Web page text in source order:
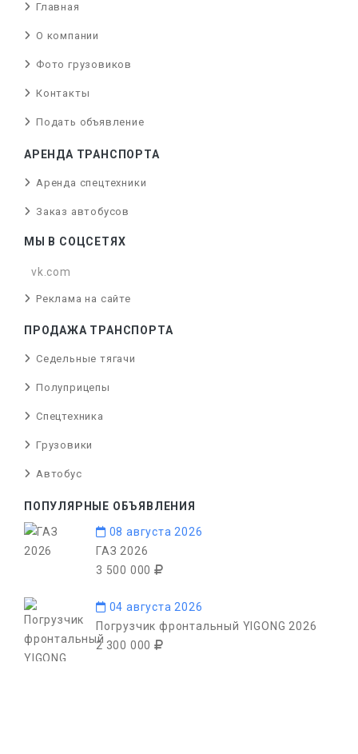
Главная
О компании
Фото грузовиков
Контакты
Подать объявление
АРЕНДА ТРАНСПОРТА
Аренда спецтехники
Заказ автобусов
МЫ В СОЦСЕТЯХ
vk.com
Реклама на сайте
ПРОДАЖА ТРАНСПОРТА
Седельные тягачи
Полуприцепы
Спецтехника
Грузовики
Автобус
ПОПУЛЯРНЫЕ ОБЪЯВЛЕНИЯ
08 августа 2026
ГАЗ 2026
3 500 000
04 августа 2026
Погрузчик фронтальный YIGONG 2026
2 300 000